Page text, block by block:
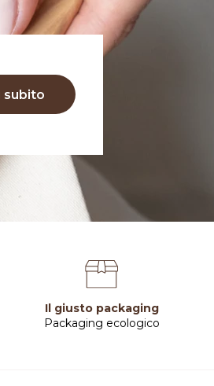
subito
Il giusto packaging
Packaging ecologico